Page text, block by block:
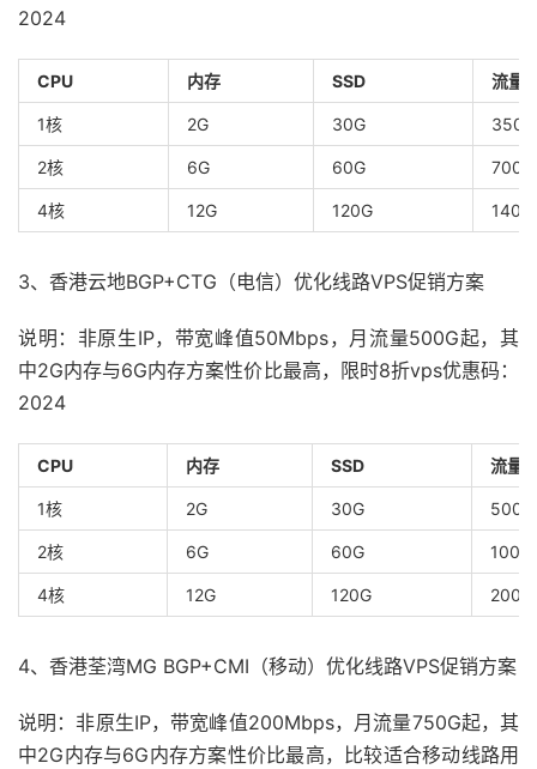
2024
CPU 内存 SSD 流量
1核 2G 30G 350G
2核 6G 60G 700G
4核 12G 120G
3、香港云地BGP+CTG（电信）优化线路VPS促销方案
说明：非原生IP，带宽峰值50Mbps，月流量500G起，其
中2G内存与6G内存方案性价比最高，限时8折vps优惠码：
2024
CPU 内存 SSD 流量
1核 2G 30G 500G
2核 6G 60G
4核 12G 120G
4、香港荃湾MG BGP+CMI（移动）优化线路VPS促销方案
说明：非原生IP，带宽峰值200Mbps，月流量750G起，其
中2G内存与6G内存方案性价比最高，比较适合移动线路用